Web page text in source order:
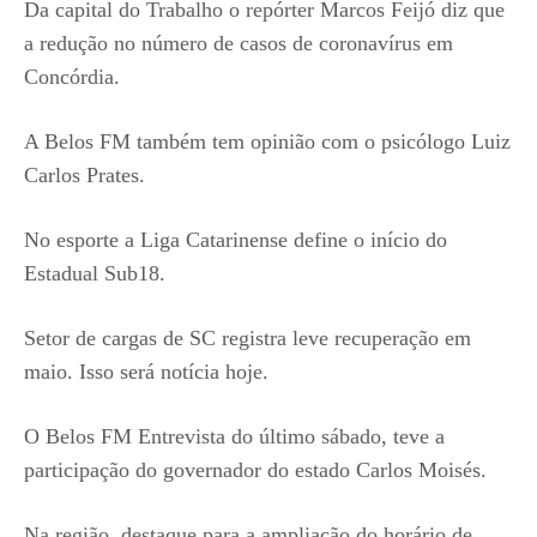
Da capital do Trabalho o repórter Marcos Feijó diz que
a redução no número de casos de coronavírus em
Concórdia.
A Belos FM também tem opinião com o psicólogo Luiz
Carlos Prates.
No esporte a Liga Catarinense define o início do
Estadual Sub18.
Setor de cargas de SC registra leve recuperação em
maio. Isso será notícia hoje.
O Belos FM Entrevista do último sábado, teve a
participação do governador do estado Carlos Moisés.